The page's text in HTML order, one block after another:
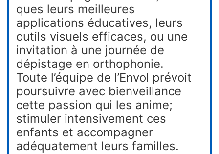
ques leurs meilleures
applications éducatives, leurs
outils visuels efficaces, ou une
invitation à une journée de
dépistage en orthophonie.
Toute l’équipe de l’Envol prévoit
poursuivre avec bienveillance
cette passion qui les anime;
stimuler intensivement ces
enfants et accompagner
adéquatement leurs familles.